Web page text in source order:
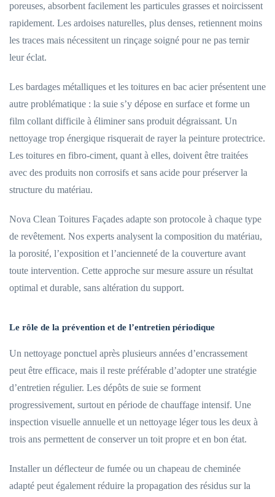
poreuses, absorbent facilement les particules grasses et noircissent
rapidement. Les ardoises naturelles, plus denses, retiennent moins
les traces mais nécessitent un rinçage soigné pour ne pas ternir
leur éclat.
Les bardages métalliques et les toitures en bac acier présentent une
autre problématique : la suie s’y dépose en surface et forme un
film collant difficile à éliminer sans produit dégraissant. Un
nettoyage trop énergique risquerait de rayer la peinture protectrice.
Les toitures en fibro-ciment, quant à elles, doivent être traitées
avec des produits non corrosifs et sans acide pour préserver la
structure du matériau.
Nova Clean Toitures Façades adapte son protocole à chaque type
de revêtement. Nos experts analysent la composition du matériau,
la porosité, l’exposition et l’ancienneté de la couverture avant
toute intervention. Cette approche sur mesure assure un résultat
optimal et durable, sans altération du support.
Le rôle de la prévention et de l’entretien périodique
Un nettoyage ponctuel après plusieurs années d’encrassement
peut être efficace, mais il reste préférable d’adopter une stratégie
d’entretien régulier. Les dépôts de suie se forment
progressivement, surtout en période de chauffage intensif. Une
inspection visuelle annuelle et un nettoyage léger tous les deux à
trois ans permettent de conserver un toit propre et en bon état.
Installer un déflecteur de fumée ou un chapeau de cheminée
adapté peut également réduire la propagation des résidus sur la